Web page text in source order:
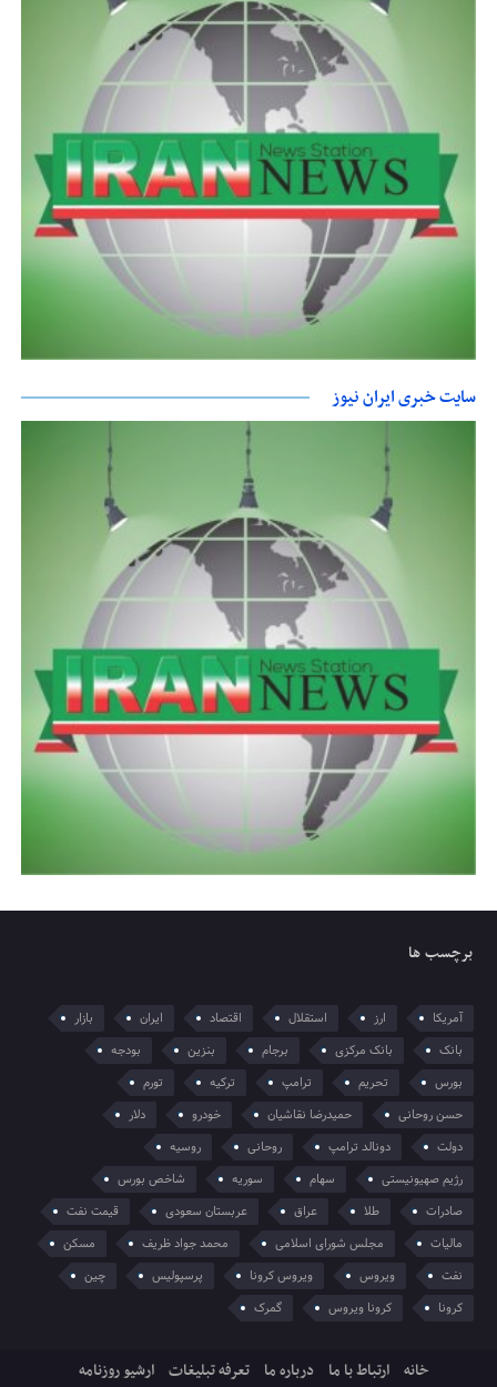
سایت خبری ایران نیوز
برچسب ها
آمریکا ارز استقلال اقتصاد ایران
بازار
بانک
بانک مرکزی برجام بنزین
بودجه
بورس
تحریم ترامپ ترکیه
تورم
حسن روحانی
حمیدرضا نقاشیان خودرو
دلار
دولت
دونالد ترامپ روحانی
روسیه
رژیم صهیونیستی
سهام سوریه
شاخص بورس
صادرات
طلا عراق عربستان سعودی
قیمت نفت
مالیات
مجلس شورای اسلامی محمد جواد ظریف
مسکن
نفت
ویروس ویروس کرونا پرسپولیس
چین
کرونا
کرونا ویروس گمرک
خانه ارتباط با ما درباره ما تعرفه تبلیغات ارشیو روزنامه